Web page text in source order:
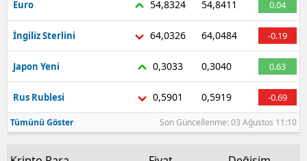
Samsun
Siirt
Sinop
Tekirdağ
Euro 54,8324 54,8411 0.04
İngiliz Sterlini 64,0326 64,0484 -0.19
Japon Yeni 0,3033 0,3040 0.63
Rus Rublesi 0,5901 0,5919 -0.69
Tümünü Göster Son Güncellenme: 03 Ağustos 11:10